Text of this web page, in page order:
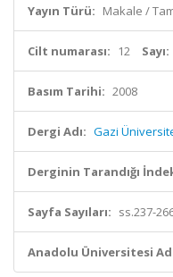
Yayın Türü: Makale /
Cilt numarası: 12 Sayı:
Basım Tarihi: 2008
Dergi Adı: Gazi
Derginin Tarandığı
Sayfa Sayıları: ss.237-
Anadolu Üniversitesi